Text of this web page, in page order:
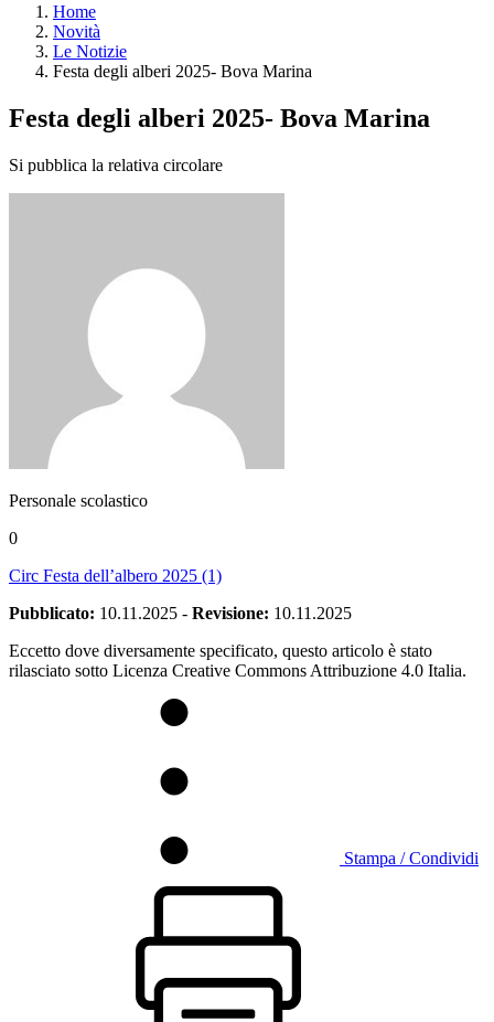
Home
Novità
Le Notizie
Festa degli alberi 2025- Bova Marina
Festa degli alberi 2025- Bova Marina
Si pubblica la relativa circolare
Personale scolastico
0
Circ Festa dell’albero 2025 (1)
Pubblicato: 10.11.2025 - Revisione: 10.11.2025
Eccetto dove diversamente specificato, questo articolo è stato
rilasciato sotto Licenza Creative Commons Attribuzione 4.0 Italia.
Stampa / Condividi